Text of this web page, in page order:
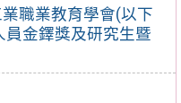
職業教育學會(以下
員金鐸獎及研究生暨